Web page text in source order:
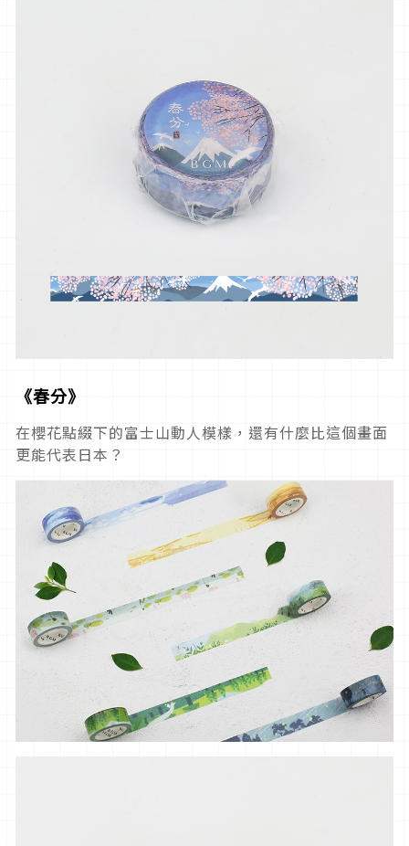
《春分》
在櫻花點綴下的富士山動人模樣，還有什麼比這個畫面
更能代表日本？